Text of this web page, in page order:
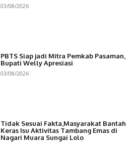
03/08/2026
PBTS Siap jadi Mitra Pemkab Pasaman,
Bupati Welly Apresiasi
03/08/2026
Tidak Sesuai Fakta,Masyarakat Bantah
Keras Isu Aktivitas Tambang Emas di
Nagari Muara Sungai Lolo